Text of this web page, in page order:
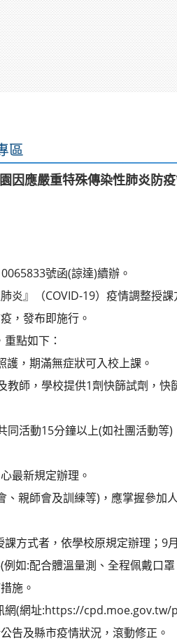
區
因應嚴重特殊傳染性肺炎防
號函(諒達)續辦。
炎』（COVID-19）疫情調整授
，發布即施行。
點如下：
，期滿無症狀可入校上課。
教師，學校提供1劑快篩試劑，
同活動15分鐘以上(如社團活動
最新規定辦理。
親師會及訓練等)，應掌握參加
方式者，依學校原規定辦理；9
如:配合體溫量測、全程佩戴口
施。
網(網址:https://cpd.moe.gov.tw/
告及縣市疫情狀況，滾動修正。